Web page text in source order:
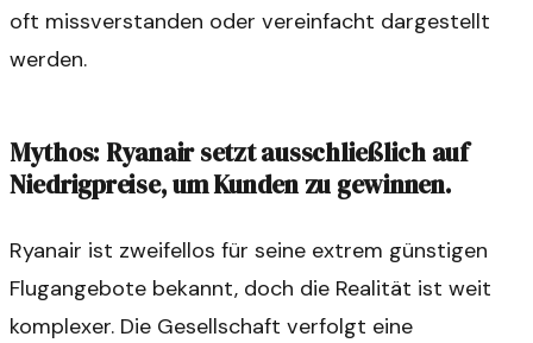
oft missverstanden oder vereinfacht dargestellt
werden.
Mythos: Ryanair setzt ausschließlich auf
Niedrigpreise, um Kunden zu gewinnen.
Ryanair ist zweifellos für seine extrem günstigen
Flugangebote bekannt, doch die Realität ist weit
komplexer. Die Gesellschaft verfolgt eine